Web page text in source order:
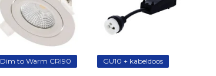
Dim to Warm CRI90 GU10 + kabeldoos